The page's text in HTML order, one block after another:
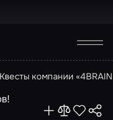
Квесты компании
ЗАКРЫТ